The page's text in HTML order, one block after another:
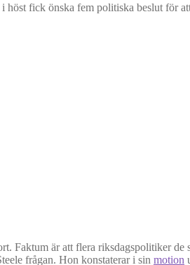
fick önska fem politiska beslut för
Faktum är att flera riksdagspolitiker de
frågan. Hon konstaterar i sin motion